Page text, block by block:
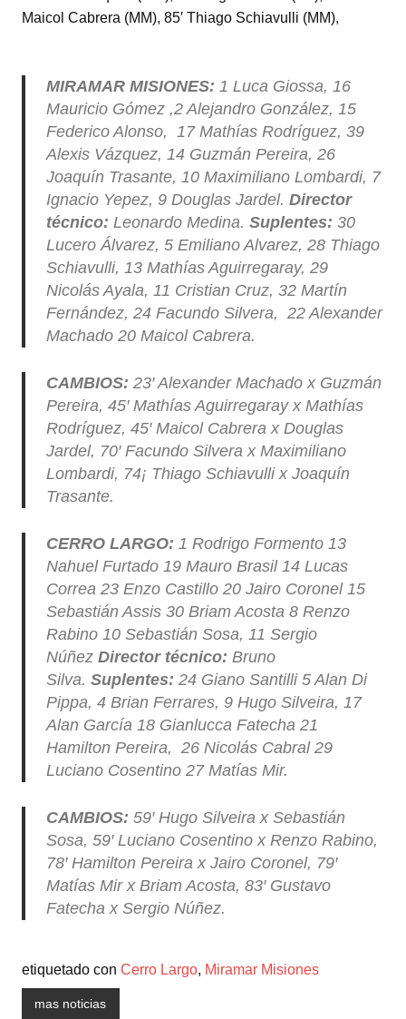
Maicol Cabrera (MM), 85′ Thiago Schiavulli (MM),
MIRAMAR MISIONES: 1 Luca Giossa, 16
Mauricio Gómez ,2 Alejandro González, 15
Federico Alonso, 17 Mathías Rodríguez, 39
Alexis Vázquez, 14 Guzmán Pereira, 26
Joaquín Trasante, 10 Maximiliano Lombardi, 7
Ignacio Yepez, 9 Douglas Jardel. Director
técnico: Leonardo Medina. Suplentes: 30
Lucero Álvarez, 5 Emiliano Alvarez, 28 Thiago
Schiavulli, 13 Mathías Aguirregaray, 29
Nicolás Ayala, 11 Cristian Cruz, 32 Martín
Fernández, 24 Facundo Silvera, 22 Alexander
Machado 20 Maicol Cabrera.
CAMBIOS: 23′ Alexander Machado x Guzmán
Pereira, 45′ Mathías Aguirregaray x Mathías
Rodríguez, 45′ Maicol Cabrera x Douglas
Jardel, 70′ Facundo Silvera x Maximiliano
Lombardi, 74¡ Thiago Schiavulli x Joaquín
Trasante.
CERRO LARGO: 1 Rodrigo Formento 13
Nahuel Furtado 19 Mauro Brasil 14 Lucas
Correa 23 Enzo Castillo 20 Jairo Coronel 15
Sebastián Assis 30 Briam Acosta 8 Renzo
Rabino 10 Sebastián Sosa, 11 Sergio
Núñez Director técnico: Bruno
Silva. Suplentes: 24 Giano Santilli 5 Alan Di
Pippa, 4 Brian Ferrares, 9 Hugo Silveira, 17
Alan García 18 Gianlucca Fatecha 21
Hamilton Pereira, 26 Nicolás Cabral 29
Luciano Cosentino 27 Matías Mir.
CAMBIOS: 59′ Hugo Silveira x Sebastián
Sosa, 59′ Luciano Cosentino x Renzo Rabino,
78′ Hamilton Pereira x Jairo Coronel, 79′
Matías Mir x Briam Acosta, 83′ Gustavo
Fatecha x Sergio Núñez.
etiquetado con Cerro Largo, Miramar Misiones
mas noticias